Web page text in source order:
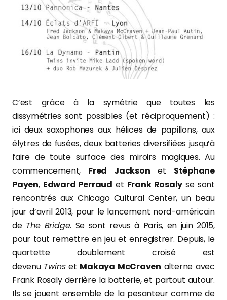
C’est grâce à la symétrie que toutes les
dissymétries sont possibles (et réciproquement) :
ici deux saxophones aux hélices de papillons, aux
élytres de fusées, deux batteries diversifiées jusqu’à
faire de toute surface des miroirs magiques. Au
commencement, Fred Jackson et Stéphane
Payen, Edward Perraud et Frank Rosaly se sont
rencontrés aux Chicago Cultural Center, un beau
jour d’avril 2013, pour le lancement nord-américain
de The Bridge. Se sont revus à Paris, en juin 2015,
pour tout remettre en jeu et enregistrer. Depuis, le
quartette doublement croisé est
devenu Twinset Makaya McCraven alterne avec
Frank Rosaly derrière la batterie, et partout autour.
Ils se jouent ensemble de la pesanteur comme de